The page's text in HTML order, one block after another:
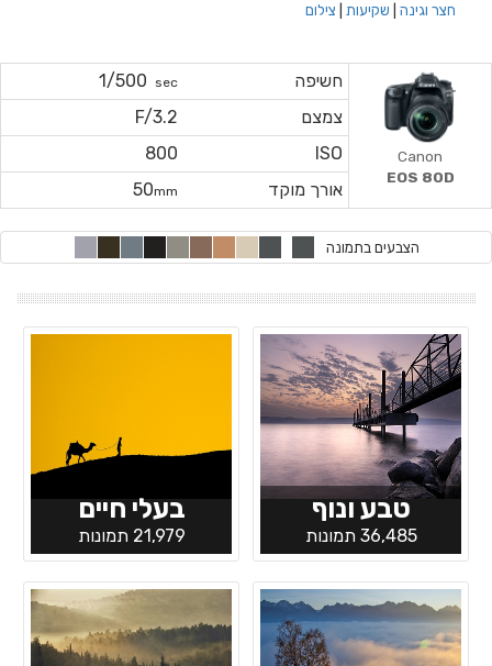
חצר וגינה שקיעות צילום
חשיפה sec
1/500
צמצם
F/3.2
ISO
800
אורך מוקד
50mm
Canon
EOS 80D
הצבעים בתמונה
טבע ונוף
36,485 תמונות
בעלי חיים
21,979 תמונות